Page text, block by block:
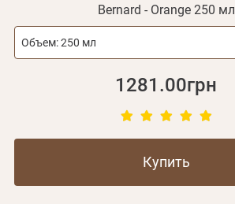
Bernard - Orange 250 мл
Объем:250 мл
1281.00грн
Купить